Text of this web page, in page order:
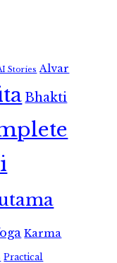
Stories Alvar
Bhakti
Karma
Practical